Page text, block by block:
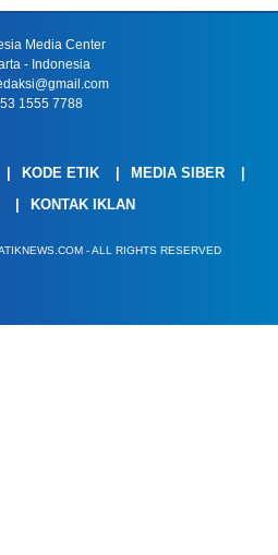
Media Center
- Indonesia
1555 7788
KODE ETIK
MEDIA SIBER
KONTAK IKLAN
- ALL RIGHTS RESERVED